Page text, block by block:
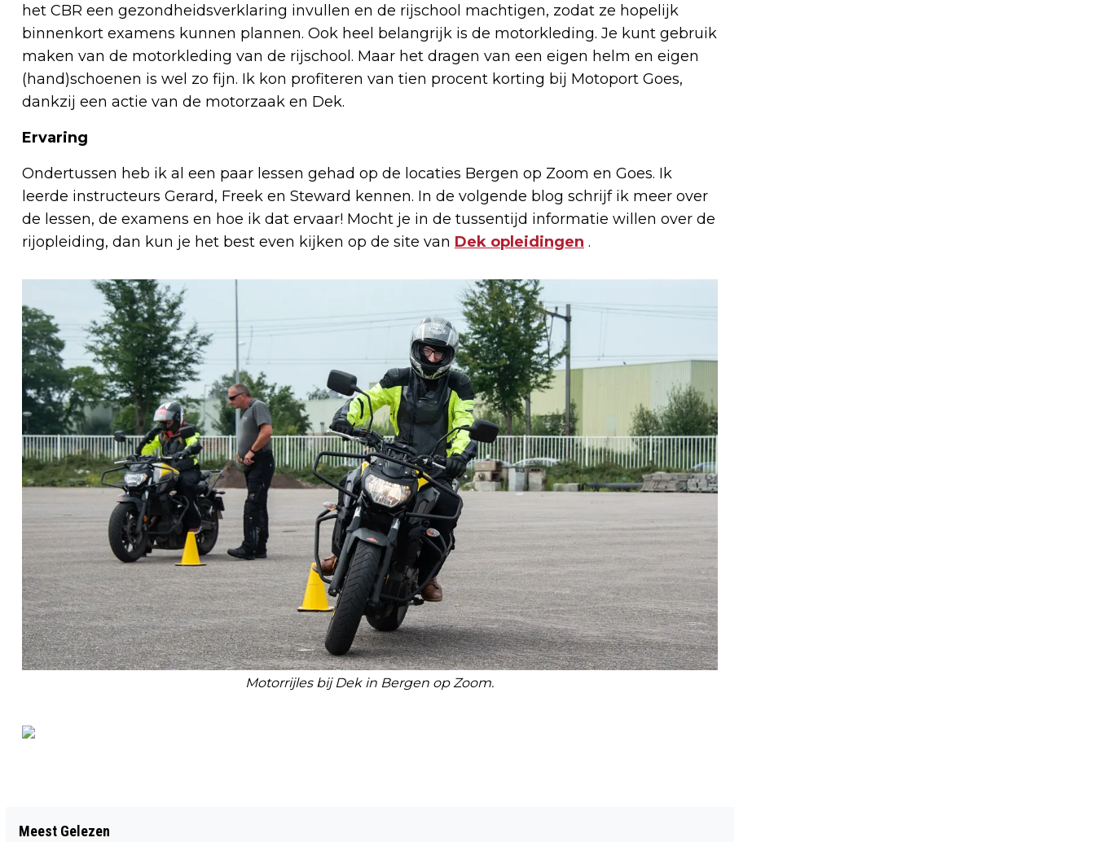
het CBR een gezondheidsverklaring invullen en de rijschool machtigen, zodat ze hopelijk
binnenkort examens kunnen plannen. Ook heel belangrijk is de motorkleding. Je kunt gebruik
maken van de motorkleding van de rijschool. Maar het dragen van een eigen helm en eigen
(hand)schoenen is wel zo fijn. Ik kon profiteren van tien procent korting bij Motoport Goes,
dankzij een actie van de motorzaak en Dek.
Ervaring
Ondertussen heb ik al een paar lessen gehad op de locaties Bergen op Zoom en Goes. Ik
leerde instructeurs Gerard, Freek en Steward kennen. In de volgende blog schrijf ik meer over
de lessen, de examens en hoe ik dat ervaar! Mocht je in de tussentijd informatie willen over de
rijopleiding, dan kun je het best even kijken op de site van Dek opleidingen .
Motorrijles bij Dek in Bergen op Zoom.
Meest Gelezen